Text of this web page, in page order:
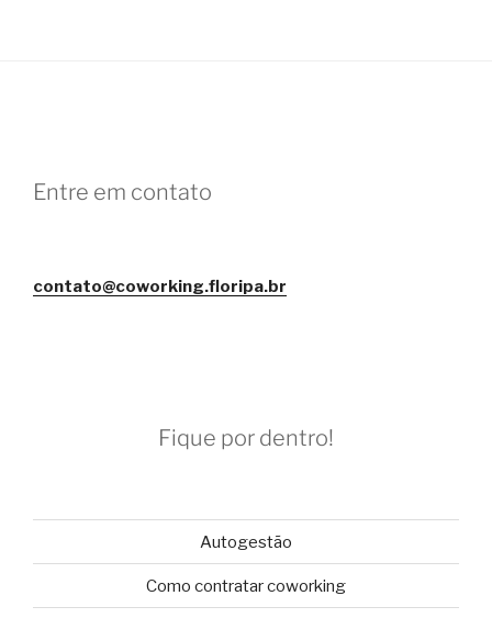
Entre em contato
contato@coworking.floripa.br
Fique por dentro!
Autogestão
Como contratar coworking